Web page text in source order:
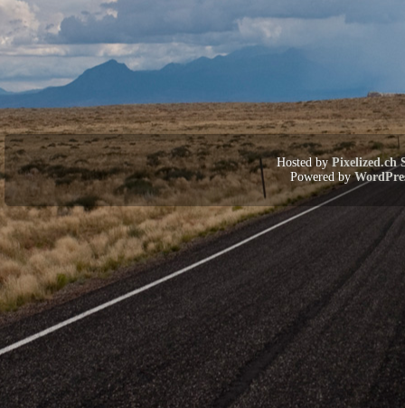
Hosted byPixelized.ch
Powered by